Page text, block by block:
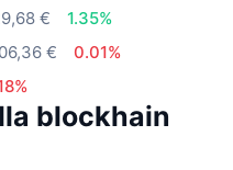
€
1.35%
€
0.01%
blockhain